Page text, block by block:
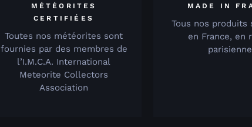
MÉTÉORITES
CERTIFIÉES
Toutes nos météorites sont
fournies par des membres de
l’I.M.C.A. International
Meteorite Collectors
Association
MADE IN
Tous nos produits
en France, en